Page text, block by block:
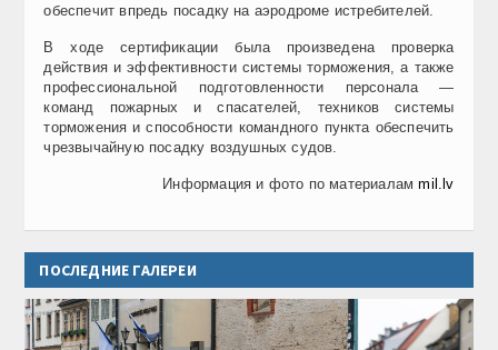
обеспечит впредь посадку на аэродроме истребителей.
В ходе сертификации была произведена проверка
действия и эффективности системы торможения, а также
профессиональной подготовленности персонала —
команд пожарных и спасателей, техников системы
торможения и способности командного пункта обеспечить
чрезвычайную посадку воздушных судов.
Информация и фото по материаламmil.lv
ПОСЛЕДНИЕ ГАЛЕРЕИ